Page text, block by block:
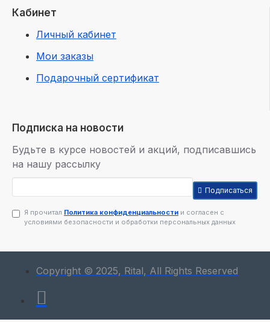
Кабинет
Личный кабинет
Мои заказы
Подарочный сертификат
Подписка на новости
Будьте в курсе новостей и акций, подписавшись
на нашу рассылку
Подписаться
Я прочитал Политика конфиденциальности и согласен с
условиями безопасности и обработки персональных данных
Copyright © 2025, Rital, All Rights Reserved